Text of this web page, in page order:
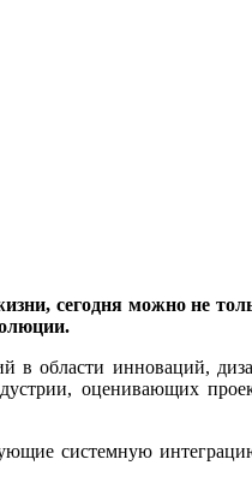
сегодня можно не
области инноваций,
оценивающих
системную